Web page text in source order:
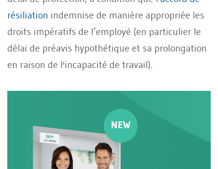
résiliation indemnise de manière appropriée les
droits impératifs de l’employé (en particulier le
délai de préavis hypothétique et sa prolongation
en raison de l'incapacité de travail).